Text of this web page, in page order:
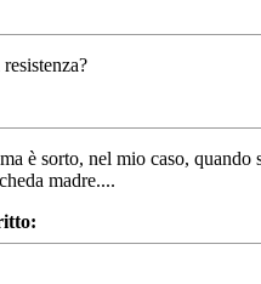
è sorto, nel mio caso,
madre....